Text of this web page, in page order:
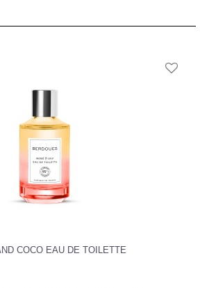
COCO EAU DE TOILETTE